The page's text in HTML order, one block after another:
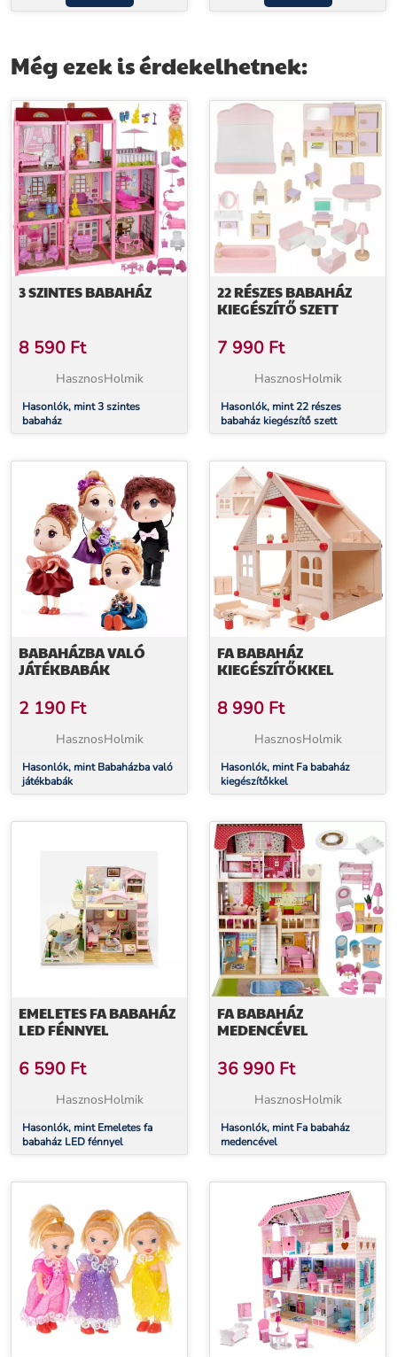
Még ezek is érdekelhetnek:
3 SZINTES BABAHÁZ
8 590 Ft
HasznosHolmik
Hasonlók, mint 3 szintes
babaház
22 RÉSZES BABAHÁZ
KIEGÉSZÍTŐ SZETT
7 990 Ft
HasznosHolmik
Hasonlók, mint 22 részes
babaház kiegészítő szett
BABAHÁZBA VALÓ
JÁTÉKBABÁK
2 190 Ft
HasznosHolmik
Hasonlók, mint Babaházba való
játékbabák
FA BABAHÁZ
KIEGÉSZÍTŐKKEL
8 990 Ft
HasznosHolmik
Hasonlók, mint Fa babaház
kiegészítőkkel
EMELETES FA BABAHÁZ
LED FÉNNYEL
6 590 Ft
HasznosHolmik
Hasonlók, mint Emeletes fa
babaház LED fénnyel
FA BABAHÁZ
MEDENCÉVEL
36 990 Ft
HasznosHolmik
Hasonlók, mint Fa babaház
medencével